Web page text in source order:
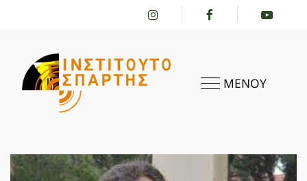
ΜΕΝΟΥ
ΑΡΧΙΚΗ